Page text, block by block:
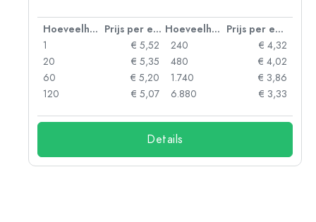
Hoeveelheid Prijs per eenheid Hoeveelheid
Prijs per eenheid
1
€ 5,52
20
€ 5,35
60
€ 5,20
120
€ 5,07
240
€ 4,32
480
€ 4,02
1.740
€ 3,86
6.880
€ 3,33
Details